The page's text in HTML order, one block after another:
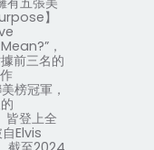
】
”，
前三名的
榜冠軍，
皆登上全
Elvis